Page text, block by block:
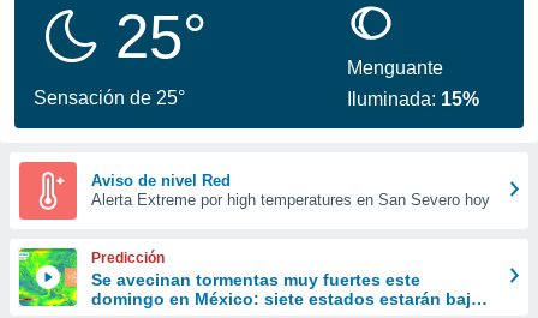
calidad.
a este
las
y
forma
digital
basada
25°
Sensación de 25°
Menguante
Iluminada: 15%
Aviso de nivel Red
Alerta Extreme por high temperatures en San Severo hoy
Predicción
Se avecinan tormentas muy fuertes este
domingo en México: siete estados estarán bajo